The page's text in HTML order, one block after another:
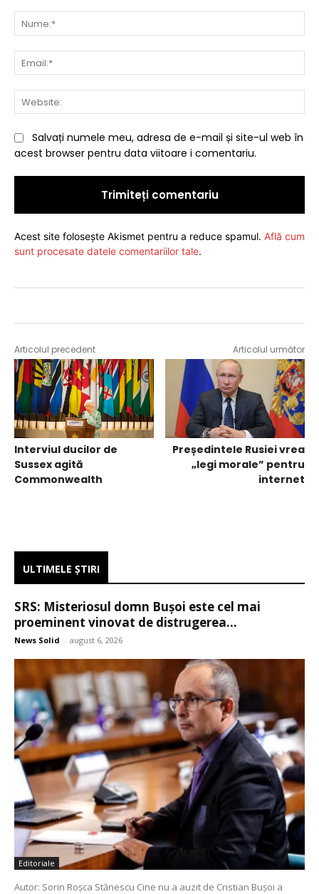
Salvați numele meu, adresa de e-mail și site-ul web în
acest browser pentru data viitoare i comentariu.
Acest site folosește Akismet pentru a reduce spamul. Află cum
sunt procesate datele comentariilor tale.
Articolul precedent
Interviul ducilor de
Sussex agită
Commonwealth
Articolul următor
Președintele Rusiei vrea
„legi morale” pentru
internet
ULTIMELE ŞTIRI
SRS: Misteriosul domn Bușoi este cel mai
proeminent vinovat de distrugerea...
News Solid - august 6, 2026
Editoriale
Autor: Sorin Roșca Stănescu Cine nu a auzit de Cristian Bușoi a